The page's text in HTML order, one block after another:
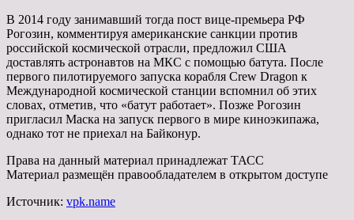
В 2014 году занимавший тогда пост вице-премьера РФ
Рогозин, комментируя американские санкции против
российской космической отрасли, предложил США
доставлять астронавтов на МКС с помощью батута. После
первого пилотируемого запуска корабля Crew Dragon к
Международной космической станции вспомнил об этих
словах, отметив, что «батут работает». Позже Рогозин
пригласил Маска на запуск первого в мире киноэкипажа,
однако тот не приехал на Байконур.
Права на данный материал принадлежат ТАСС
Материал размещён правообладателем в открытом доступе
Источник: vpk.name